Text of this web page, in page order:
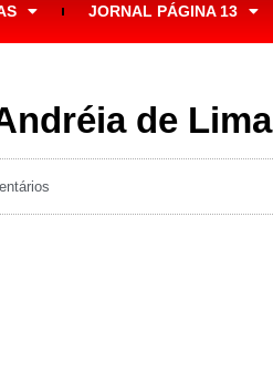
JORNAL PÁGINA 13
de Lima